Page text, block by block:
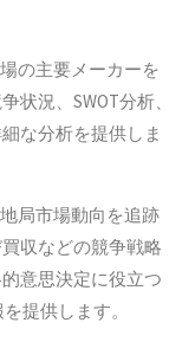
の主要メーカーを
状況、SWOT分析、
な分析を提供しま
局市場動向を追跡
収などの競争戦略
意思決定に役立つ
提供します。